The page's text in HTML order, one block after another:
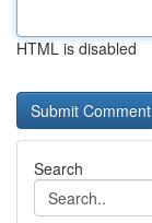
HTML is disabled
Search